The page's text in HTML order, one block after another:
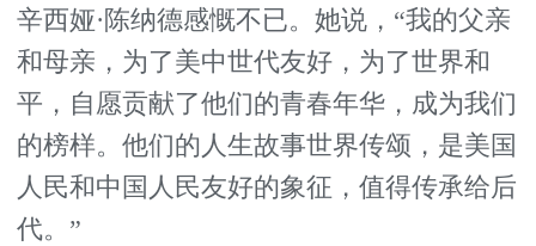
辛西娅·陈纳德感慨不已。她说，“我的父亲
和母亲，为了美中世代友好，为了世界和
平，自愿贡献了他们的青春年华，成为我们
的榜样。他们的人生故事世界传颂，是美国
人民和中国人民友好的象征，值得传承给后
代。”